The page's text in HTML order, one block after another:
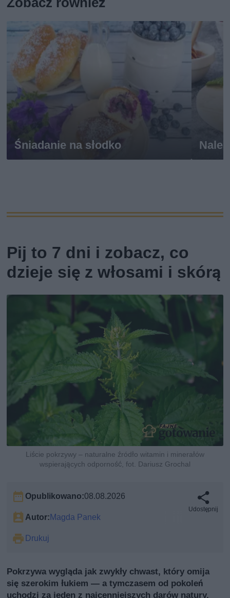
Śniadanie na słodko
Pij to 7 dni i zobacz, co
dzieje się z włosami i skórą
Liście pokrzywy – naturalne źródło witamin i minerałów
wspierających odporność, fot. Dariusz Grochal
Opublikowano:08.08.2026
Autor:Magda Panek
Drukuj
Udostępnij
Pokrzywa wygląda jak zwykły chwast, który omija
się szerokim łukiem — a tymczasem od pokoleń
uchodzi za jeden z najcenniejszych darów natury.